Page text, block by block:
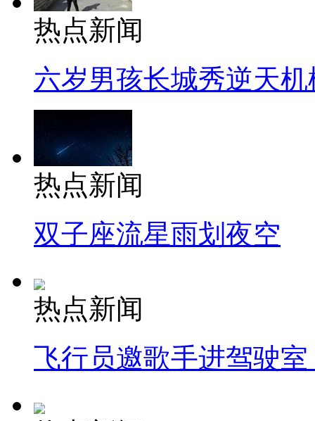
热点新闻
六岁男孩长城秀逆天机
热点新闻
双子座流星雨划夜空
热点新闻
飞行员邀歌手进驾驶